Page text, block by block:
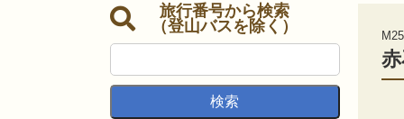
旅行番号から検索
（登山バスを除く）